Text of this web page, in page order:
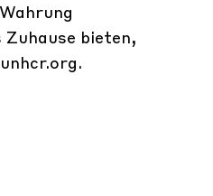
Zuhause bieten,
.